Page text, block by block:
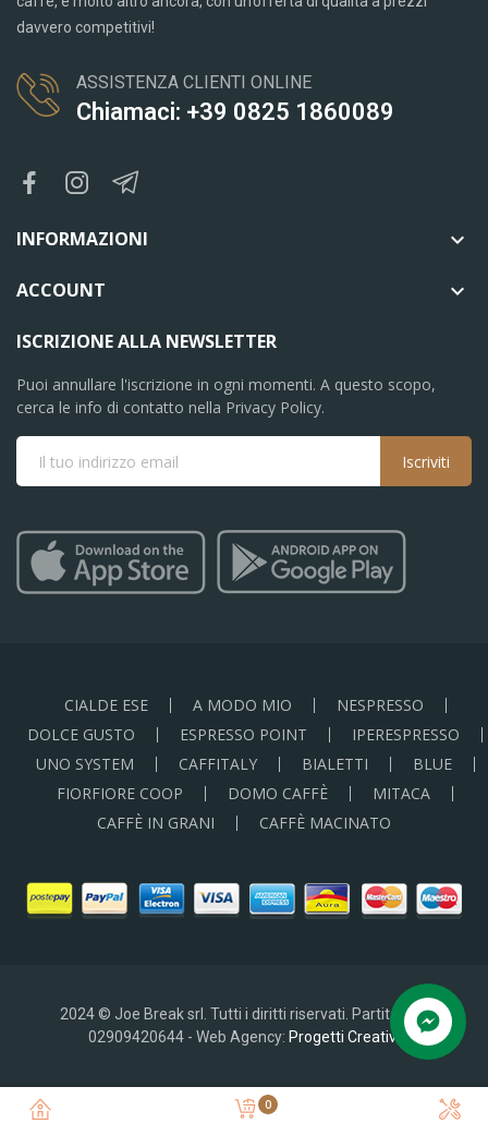
0
davvero competitivi!
ASSISTENZA CLIENTI ONLINE
Chiamaci: +39 0825 1860089
INFORMAZIONI 
ACCOUNT 
ISCRIZIONE ALLA NEWSLETTER
Puoi annullare l'iscrizione in ogni momenti. A questo scopo,
cerca le info di contatto nella Privacy Policy.
Iscriviti
CIALDE ESE A MODO MIO
NESPRESSO
DOLCE GUSTO
ESPRESSO POINT
IPERESPRESSO
UNO SYSTEM
CAFFITALY BIALETTI
BLUE
FIORFIORE COOP
DOMO CAFFÈ
MITACA
CAFFÈ IN GRANI
CAFFÈ MACINATO
2024 © Joe Break srl. Tutti i diritti riservati. Partita IVA:
02909420644 - Web Agency: Progetti Creativi